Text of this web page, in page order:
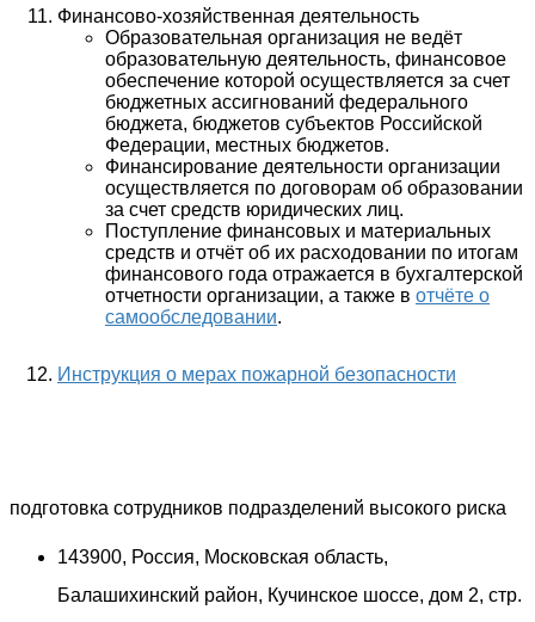
Финансово-хозяйственная деятельность
Образовательная организация не ведёт
образовательную деятельность, финансовое
обеспечение которой осуществляется за счет
бюджетных ассигнований федерального
бюджета, бюджетов субъектов Российской
Федерации, местных бюджетов.
Финансирование деятельности организации
осуществляется по договорам об образовании
за счет средств юридических лиц.
Поступление финансовых и материальных
средств и отчёт об их расходовании по итогам
финансового года отражается в бухгалтерской
отчетности организации, а также в отчёте о
самообследовании.
Инструкция о мерах пожарной безопасности
подготовка сотрудников подразделений высокого риска
143900, Россия, Московская область,
Балашихинский район, Кучинское шоссе, дом 2, стр.